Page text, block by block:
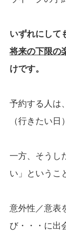
いずれにして
将来の下限の
けです。
予約する人は
（行きたい日
一方、そうし
い」というこ
意外性／意表
び・・・に出